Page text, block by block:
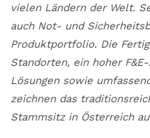
vielen Ländern der Welt.
auch Not- und
Produktportfolio. Die
Standorten, ein hoher
Lösungen sowie
zeichnen das
Stammsitz in Österreich